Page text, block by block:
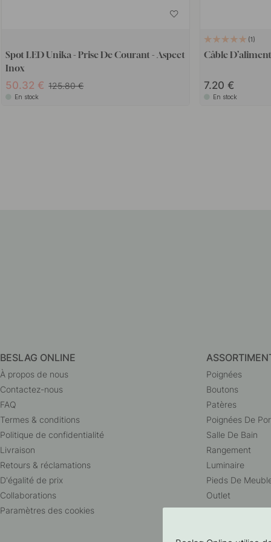
Spot LED Unika - Prise De Courant - Aspect
Inox
50.32 125.80
En stock
1
Câble
7.20
En stock
BESLAG ONLINE
À propos de nous
Contactez-nous
FAQ
Termes & conditions
Politique de confidentialité
Livraison
Retours & réclamations
D'égalité de prix
Collaborations
Paramètres des cookies
Poignées
Boutons
Patères
Poignées De
Salle De Bain
Rangement
Luminaire
Pieds De
Outlet